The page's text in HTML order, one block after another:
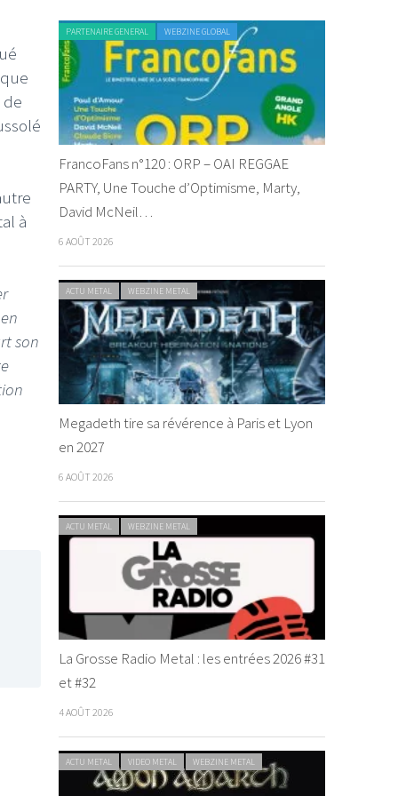
à
son
PARTENAIRE GENERAL WEBZINE GLOBAL
FrancoFans n°120 : ORP – OAI REGGAE
PARTY, Une Touche d’Optimisme, Marty,
David McNeil…
6 AOÛT 2026
ACTU METAL WEBZINE METAL
Megadeth tire sa révérence à Paris et Lyon
en 2027
6 AOÛT 2026
ACTU METAL WEBZINE METAL
La Grosse Radio Metal : les entrées 2026 #31
et #32
4 AOÛT 2026
ACTU METAL VIDEO METAL WEBZINE METAL